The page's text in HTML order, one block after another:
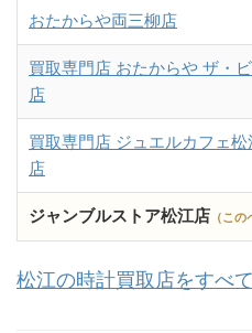
おたからや両三柳店
買取専門店 おたからや ザ・
店
買取専門店 ジュエルカフェ松
店
ジャンブルストア松江店 （この
松江の時計買取店をすべ